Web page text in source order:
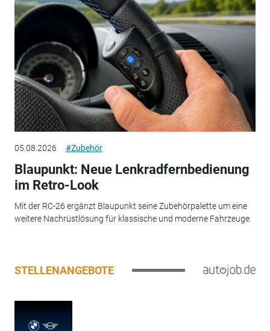
05.08.2026 #Zubehör
Blaupunkt: Neue Lenkradfernbedienung
im Retro-Look
Mit der RC-26 ergänzt Blaupunkt seine Zubehörpalette um eine
weitere Nachrüstlösung für klassische und moderne Fahrzeuge.
STELLENANGEBOTE